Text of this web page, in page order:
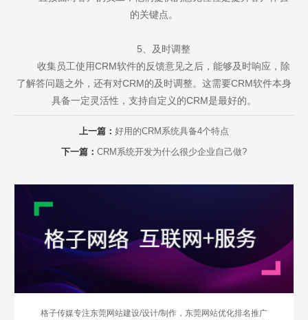
的关键点。
5、及时调整
收集员工使用CRM软件的反馈意见之后，能够及时响应，除
了解答问题之外，还有对CRM的及时调整。这需要CRM软件本身
具备一定灵活性，支持自定义的CRM是最好的。
上一篇： 好用的CRM系统具备4个特点
下一篇： CRM系统开发为什么很少企业自己做?
格子传媒专注东莞网站建设/设计/制作，东莞网站优化排名推广
Are you ready?